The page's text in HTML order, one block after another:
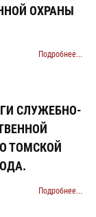
ОХРАНЫ
Подробнее...
СЛУЖЕБНО-
ТОМСКОЙ
Подробнее...